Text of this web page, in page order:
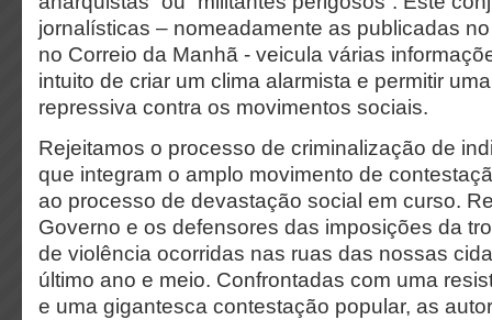
jornalísticas – nomeadamente as publicadas
no Correio da Manhã - veicula várias
intuito de criar um clima alarmista e permitir
repressiva contra os movimentos sociais.
Rejeitamos o processo de criminalização de
que integram o amplo movimento de
ao processo de devastação social em curso.
Governo e os defensores das imposições da
de violência ocorridas nas ruas das nossas
último ano e meio. Confrontadas com uma
e uma gigantesca contestação popular, as